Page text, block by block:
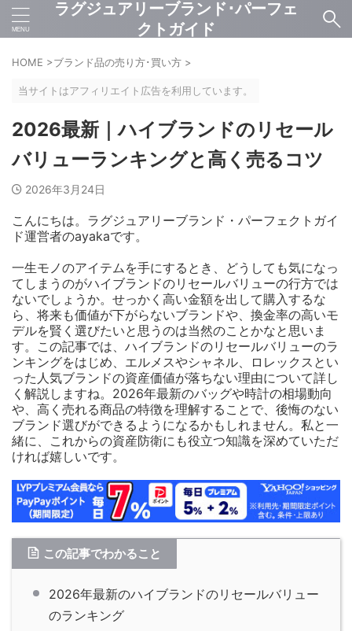
ラグジュアリーブランド･パーフェ
クトガイド
HOME >ブランド品の売り方･買い方 >
当サイトはアフィリエイト広告を利用しています。
2026最新｜ハイブランドのリセール
バリューランキングと高く売るコツ
2026年3月24日
こんにちは。ラグジュアリーブランド・パーフェクトガイ
ド運営者のayakaです。
一生モノのアイテムを手にするとき、どうしても気になっ
てしまうのがハイブランドのリセールバリューの行方では
ないでしょうか。せっかく高い金額を出して購入するな
ら、将来も価値が下がらないブランドや、換金率の高いモ
デルを賢く選びたいと思うのは当然のことかなと思いま
す。この記事では、ハイブランドのリセールバリューのラ
ンキングをはじめ、エルメスやシャネル、ロレックスとい
った人気ブランドの資産価値が落ちない理由について詳し
く解説しますね。2026年最新のバッグや時計の相場動向
や、高く売れる商品の特徴を理解することで、後悔のない
ブランド選びができるようになるかもしれません。私と一
緒に、これからの資産防衛にも役立つ知識を深めていただ
ければ嬉しいです。
この記事でわかること
2026年最新のハイブランドのリセールバリュー
のランキング